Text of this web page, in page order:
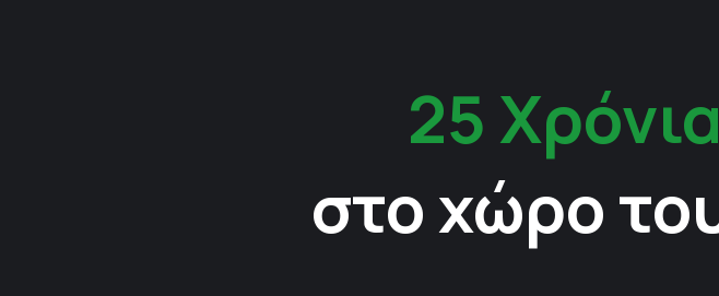
25
στο χώρο